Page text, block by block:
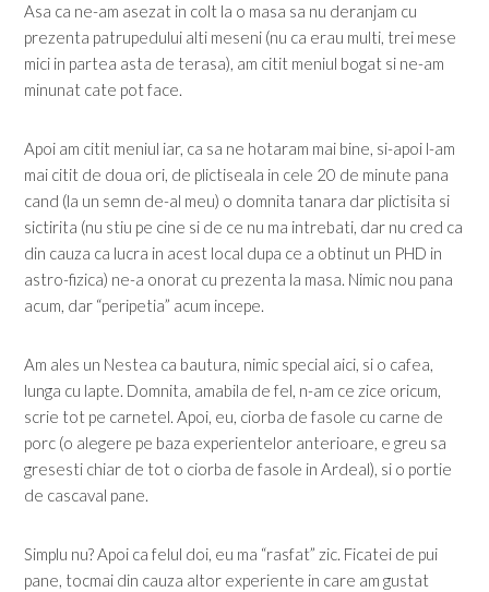
Asa ca ne-am asezat in colt la o masa sa nu deranjam cu
prezenta patrupedului alti meseni (nu ca erau multi, trei mese
mici in partea asta de terasa), am citit meniul bogat si ne-am
minunat cate pot face.
Apoi am citit meniul iar, ca sa ne hotaram mai bine, si-apoi l-am
mai citit de doua ori, de plictiseala in cele 20 de minute pana
cand (la un semn de-al meu) o domnita tanara dar plictisita si
sictirita (nu stiu pe cine si de ce nu ma intrebati, dar nu cred ca
din cauza ca lucra in acest local dupa ce a obtinut un PHD in
astro-fizica) ne-a onorat cu prezenta la masa. Nimic nou pana
acum, dar “peripetia” acum incepe.
Am ales un Nestea ca bautura, nimic special aici, si o cafea,
lunga cu lapte. Domnita, amabila de fel, n-am ce zice oricum,
scrie tot pe carnetel. Apoi, eu, ciorba de fasole cu carne de
porc (o alegere pe baza experientelor anterioare, e greu sa
gresesti chiar de tot o ciorba de fasole in Ardeal), si o portie
de cascaval pane.
Simplu nu? Apoi ca felul doi, eu ma “rasfat” zic. Ficatei de pui
pane, tocmai din cauza altor experiente in care am gustat